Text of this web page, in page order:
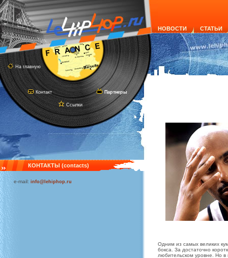
На главную
Контакт
Ссылки
Партнеры
НОВОСТИ СТАТЬИ
КОНТАКТЫ (contacts)
e-mail: info@lehiphop.ru
Одним из самых великих
бокса. За достаточно
любительском уровне. Но в